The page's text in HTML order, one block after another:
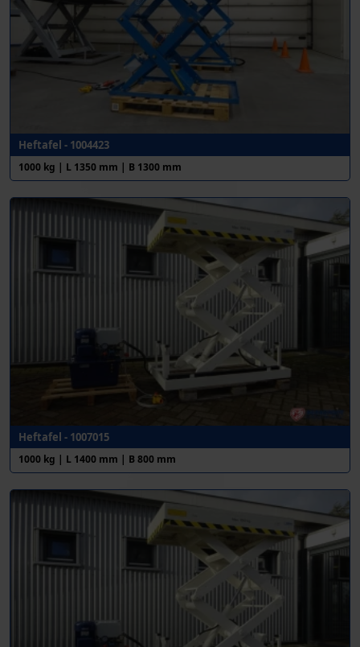
Heftafel - 1004423
1000 kg | L 1350 mm | B 1300 mm
Heftafel - 1007015
1000 kg | L 1400 mm | B 800 mm